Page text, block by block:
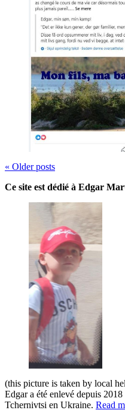
« Olderposts
Ce site est dédié à Edgar
(this picture is taken by local
Edgar a été enlevé depuis
Tchernivtsi en Ukraine. Read